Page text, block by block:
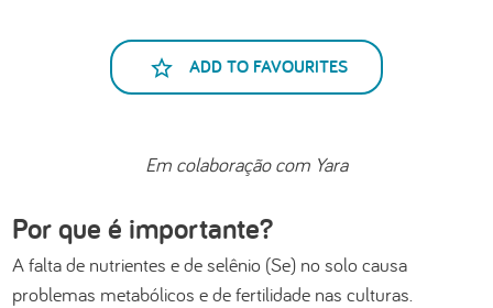
ADD TO FAVOURITES
Em colaboração com Yara
Por que é importante?
A falta de nutrientes e de selênio (Se) no solo causa
problemas metabólicos e de fertilidade nas culturas.